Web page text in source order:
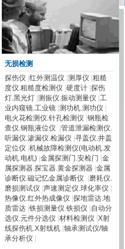
无损检测
探伤仪 红外测温仪 测厚仪 粗糙
度仪.粗糙度检测仪 硬度计 探伤
灯.黑光灯 测振仪.振动测量仪 工
业内窥镜.工业镜 测功机.测功仪
电火花检测仪.针孔检测仪 钢瓶检
查仪.钢瓶液位仪
管道泄漏检测仪.
听漏仪.渗漏仪.检漏仪 寻盖仪.井盖
定位仪 机械故障检测仪(电动机.发
动机.电机) 金属探测门.安检门 金
属探测器.探宝器.黄金探测器 金属
诊断仪.磁记忆金属诊断仪
磨耗仪.
磨损测试仪 声速测定仪.球化率仪
热像仪.红外热成像仪 探地雷达.地
质雷达 铁损测量仪.铁损仪 自动分
选仪.元件分选仪 材料检测仪 X射
线探伤机.X射线机 轴承测试仪/轴
承分析仪